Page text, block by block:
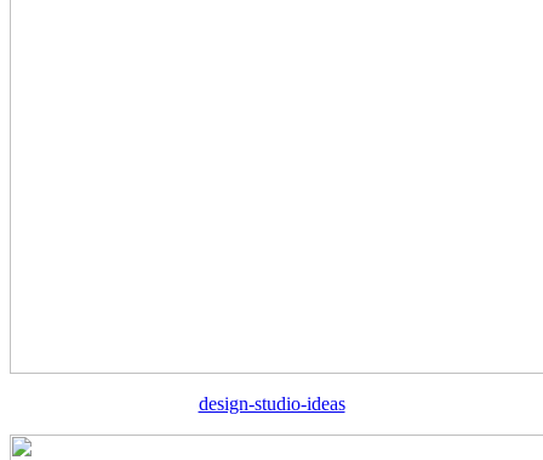
design-studio-ideas